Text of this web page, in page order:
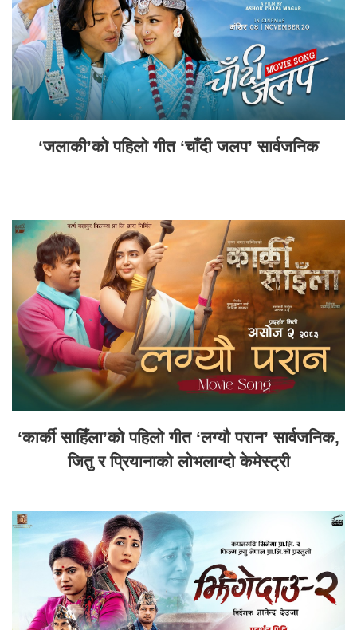
‘जलाकी’को पहिलो गीत ‘चाँदी जलप’ सार्वजनिक
‘कार्की साहिँला’को पहिलो गीत ‘लग्यौ परान’ सार्वजनिक,
जितु र प्रियानाको लोभलाग्दो केमेस्ट्री